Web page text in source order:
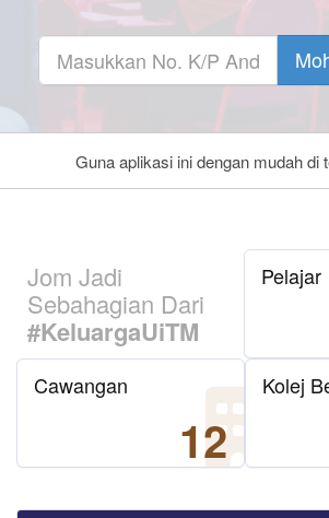
Guna aplikasi ini dengan mudah di
Jom Jadi
Sebahagian Dari
#KeluargaUiTM
Pelajar
Cawangan
12
Kolej